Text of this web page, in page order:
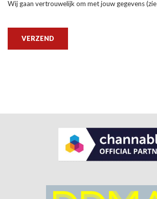
Wij gaan vertrouwelijk om met jouw gegevens (zie
VERZEND